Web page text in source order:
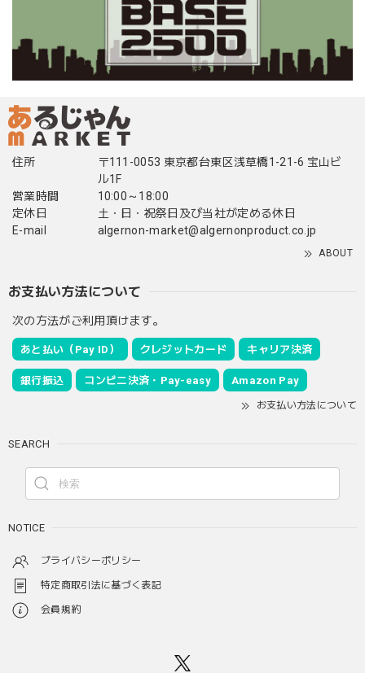
住所
〒111-0053 東京都台東区浅草橋1-21-6 宝山ビ
ル1F
営業時間
10:00～18:00
定休日
土・日・祝祭日及び当社が定める休日
E-mail
algernon-market@algernonproduct.co.jp
ABOUT
お支払い方法について
次の方法がご利用頂けます。
あと払い（Pay ID） クレジットカード キャリア決済
銀行振込 コンビニ決済・Pay-easy Amazon Pay
お支払い方法について
SEARCH
NOTICE
プライバシーポリシー
特定商取引法に基づく表記
会員規約